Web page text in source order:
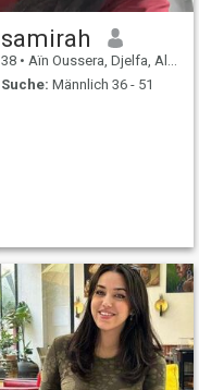
samirah
38 • Aïn Oussera, Djelfa, Algerien
Suche: Männlich 36 - 51